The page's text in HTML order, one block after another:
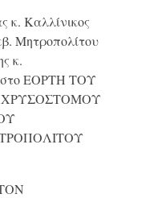
κ. Καλλίνικος
Μητροπολίτου
κ.
στοΕΟΡΤΗ ΤΟΥ
ΧΡΥΣΟΣΤΟΜΟΥ